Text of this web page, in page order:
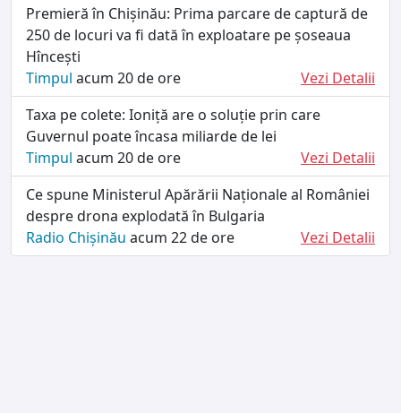
Premieră în Chișinău: Prima parcare de captură de
250 de locuri va fi dată în exploatare pe șoseaua
Hîncești
Timpul acum 20 de ore
Vezi Detalii
Taxa pe colete: Ioniță are o soluție prin care
Guvernul poate încasa miliarde de lei
Timpul acum 20 de ore
Vezi Detalii
Ce spune Ministerul Apărării Naționale al României
despre drona explodată în Bulgaria
Radio Chișinău acum 22 de ore Vezi Detalii